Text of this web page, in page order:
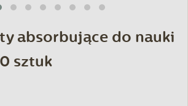
absorbujące do nauki
sztuk